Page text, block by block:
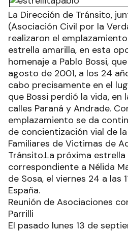
La Dirección de Tránsito,
(Asociación Civil por la
realizaron el
estrella amarilla, en esta
homenaje a Pablo Bossi,
agosto de 2001, a los 24
cabo precisamente en el
que Bossi perdió la vida, en
calles Paraná y Andrade.
emplazamiento se da
de concientización vial de
Familiares de Victimas de
Tránsito.La próxima estrella
correspondiente a Nélida
de Sosa, el viernes 24 a las
España.
Reunión de Asociaciones
Parrilli
El pasado lunes 13 de